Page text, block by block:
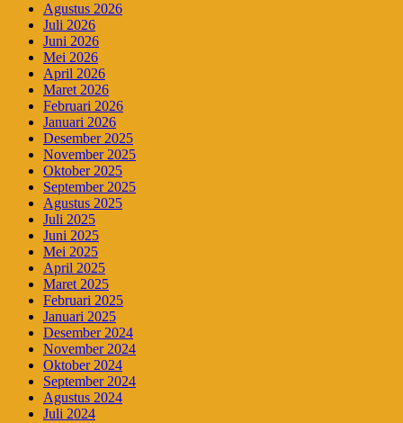
Agustus 2026
Juli 2026
Juni 2026
Mei 2026
April 2026
Maret 2026
Februari 2026
Januari 2026
Desember 2025
November 2025
Oktober 2025
September 2025
Agustus 2025
Juli 2025
Juni 2025
Mei 2025
April 2025
Maret 2025
Februari 2025
Januari 2025
Desember 2024
November 2024
Oktober 2024
September 2024
Agustus 2024
Juli 2024